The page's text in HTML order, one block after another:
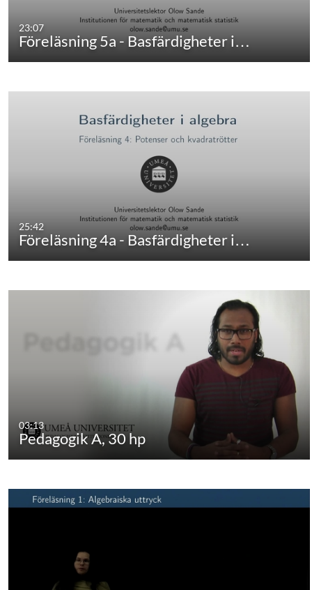
23:07
Föreläsning 5a - Basfärdigheter i…
25:42
Föreläsning 4a - Basfärdigheter i…
03:13
Pedagogik A, 30 hp